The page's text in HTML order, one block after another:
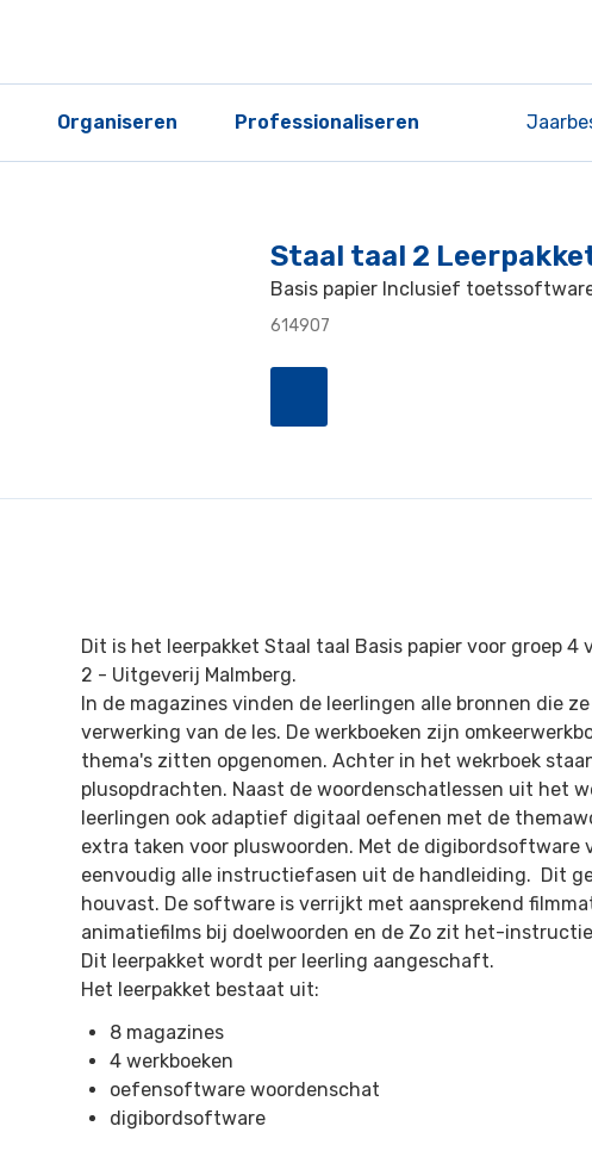
Organiseren Professionaliseren
Staal taal 2
Basis papier Inclusief
614907
Dit is het leerpakket Staal taal Basis papier voor groep 4
2 - Uitgeverij Malmberg.
In de magazines vinden de leerlingen alle bronnen die
verwerking van de les. De werkboeken zijn
thema's zitten opgenomen. Achter in het wekrboek
plusopdrachten. Naast de woordenschatlessen uit het
leerlingen ook adaptief digitaal oefenen met de
extra taken voor pluswoorden. Met de digibordsoftware
eenvoudig alle instructiefasen uit de handleiding. Dit
houvast. De software is verrijkt met aansprekend
animatiefilms bij doelwoorden en de Zo zit het-
Dit leerpakket wordt per leerling aangeschaft.
Het leerpakket bestaat uit:
8 magazines
4 werkboeken
oefensoftware woordenschat
digibordsoftware